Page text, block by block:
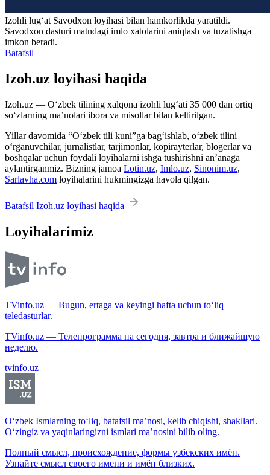
Izohli lugʻat Savodxon loyihasi bilan hamkorlikda yaratildi.
Savodxon dasturi matndagi imlo xatolarini aniqlash va tuzatishga
imkon beradi.
Batafsil
Izoh.uz loyihasi haqida
Izoh.uz — O‘zbek tilining xalqona izohli lug‘ati 35 000 dan ortiq
so‘zlarning ma’nolari ibora va misollar bilan keltirilgan.
Yillar davomida “O‘zbek tili kuni”ga bag‘ishlab, o‘zbek tilini
o‘rganuvchilar, jurnalistlar, tarjimonlar, kopirayterlar, blogerlar va
boshqalar uchun foydali loyihalarni ishga tushirishni an’anaga
aylantirganmiz. Bizning jamoa Lotin.uz, Imlo.uz, Sinonim.uz,
Sarlavha.com loyihalarini hukmingizga havola qilgan.
Batafsil Izoh.uz loyihasi haqida
Loyihalarimiz
TVinfo.uz — Bugun, ertaga va keyingi hafta uchun to‘liq
teledasturlar.
TVinfo.uz — Телепрограмма на сегодня, завтра и ближайшую
неделю.
tvinfo.uz
O‘zbek Ismlarning to‘liq, batafsil ma’nosi, kelib chiqishi, shakllari.
O‘zingiz va yaqinlaringizni ismlari ma’nosini bilib oling.
Полный смысл, происхождение, формы узбекских имён.
Узнайте смысл своего имени и имён близких.